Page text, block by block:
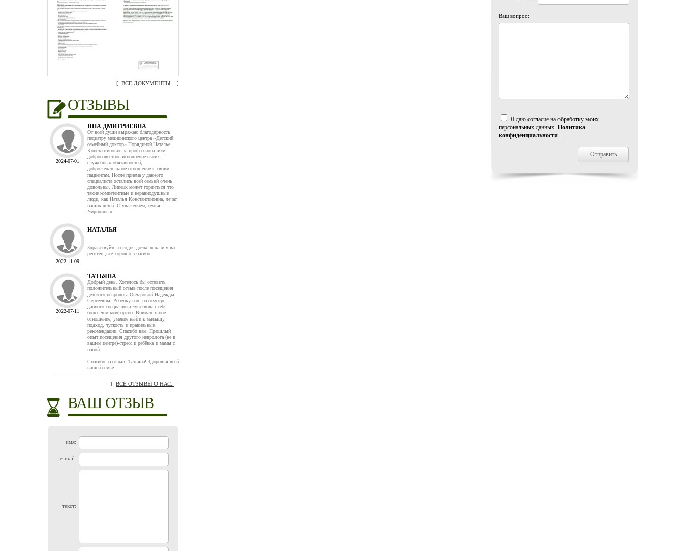
[ ВСЕ ДОКУМЕНТЫ.. ]
ОТЗЫВЫ
2024-07-01
ЯНА ДМИТРИЕВНА
От всей души выражаю благодарность
педиатру медицинского центра «Детский
семейный доктор» Порядиной Наталье
Константиновне за профессионализм,
добросовестное исполнение своих
служебных обязанностей,
доброжелательное отношение к своим
пациентам. После приема у данного
специалиста остались всей семьей очень
довольны. Липецк может гордиться что
такие компетентные и неравнодушные
люди, как Наталья Константиновна, лечат
наших детей. С уважением, семья
Умрихиных.
2022-11-09
НАТАЛЬЯ
Здравствуйте, сегодня дочке делали у вас
рентген ,всё хорошо, спасибо
2022-07-11
ТАТЬЯНА
Добрый день. Хотелось бы оставить
положительный отзыв после посещения
детского невролога Овчаровой Надежды
Сергеевны. Ребёнку год, на осмотре
данного специалиста чувствовал себя
более чем комфортно. Внимательное
отношение, умение найти к малышу
подход, чуткость и правильные
рекомендации. Спасибо вам. Прошлый
опыт посещения другого невролога (не в
вашем центре)-стресс и ребёнка и мамы с
папой.
Спасибо за отзыв, Татьяна! Здоровья всей
вашей семье
[ ВСЕ ОТЗЫВЫ О НАС.. ]
ВАШ ОТЗЫВ
имя:
e-mail:
текст:
Ваш вопрос:
Я даю согласие на обработку моих
персональных данных. Политика
конфиденциальности